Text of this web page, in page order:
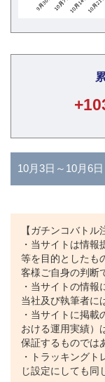
10月3日～10月6日
【ガチンコバトル
・当サイトは情
等を目的としたも
客様ご自身の判断
・当サイトの情
当社及び執筆者に
・当サイトに掲
おける運用実績）
保証するものでは
・トラッキング
じ設定にしても同